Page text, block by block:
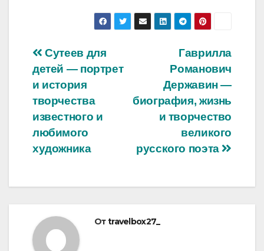
Навигация
по
записям
Гаврилла
Романович
Державин —
биография, жизнь
и творчество
великого
русского поэта
Сутеев для
детей — портрет
и история
творчества
известного и
любимого
художника
Отtravelbox27_